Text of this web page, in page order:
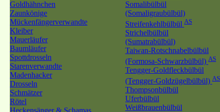
Goldhähnchen
Zaunkönige
Mückenfängerverwandte
Kleiber
Mauerläufer
Baumläufer
Spottdrosseln
Starenverwandte
Madenhacker
Drosseln
Schmätzer
Rötel
Heckensänger & Schamas
Somalibülbül
(Somaligraubülbül)
Streifenkehlbülbül AS
Strichelbülbül
(Sumatrabülbül)
Taiwan-Rotschnabelbülbül
(Formosa-Schwarzbülbül) AS
Tengger-Goldfleckbülbül
(Tengger-Goldzügelbülbül) AS
Thompsonbülbül
Uferbülbül
Weißbrauenbülbül